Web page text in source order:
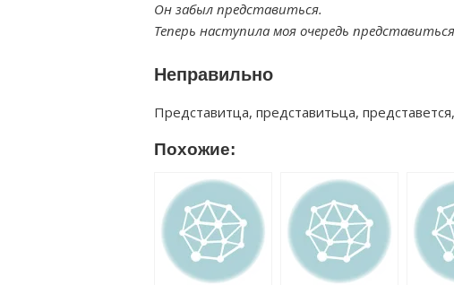
Он забыл представиться.
Теперь наступила моя очередь
Неправильно
Представитца, представитьца,
Похожие: